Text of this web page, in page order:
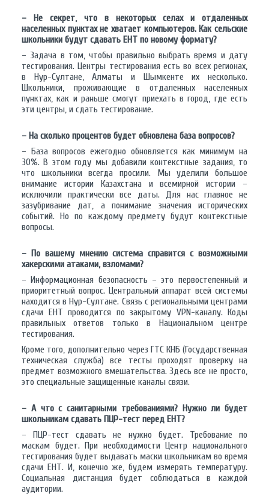
– Не секрет, что в некоторых селах и отдаленных
населенных пунктах не хватает компьютеров. Как сельские
школьники будут сдавать ЕНТ по новому формату?
– Задача в том, чтобы правильно выбрать время и дату
тестирования. Центры тестирования есть во всех регионах,
в Нур-Султане, Алматы и Шымкенте их несколько.
Школьники, проживающие в отдаленных населенных
пунктах, как и раньше смогут приехать в город, где есть
эти центры, и сдать тестирование.
– На сколько процентов будет обновлена база вопросов?
– База вопросов ежегодно обновляется как минимум на
30%. В этом году мы добавили контекстные задания, то
что школьники всегда просили. Мы уделили большое
внимание истории Казахстана и всемирной истории –
исключили практически все даты. Для нас главное не
зазубривание дат, а понимание значения исторических
событий. Но по каждому предмету будут контекстные
вопросы.
– По вашему мнению система справится с возможными
хакерскими атаками, взломами?
– Информационная безопасность – это первостепенный и
приоритетный вопрос. Центральный аппарат всей системы
находится в Нур-Султане. Связь с региональными центрами
сдачи ЕНТ проводится по закрытому VPN-каналу. Коды
правильных ответов только в Национальном центре
тестирования.
Кроме того, дополнительно через ГТС КНБ (Государственная
техническая служба) все тесты проходят проверку на
предмет возможного вмешательства. Здесь все не просто,
это специальные защищенные каналы связи.
– А что с санитарными требованиями? Нужно ли будет
школьникам сдавать ПЦР-тест перед ЕНТ?
– ПЦР-тест сдавать не нужно будет. Требование по
маскам будет. При необходимости Центр национального
тестирования будет выдавать маски школьникам во время
сдачи ЕНТ. И, конечно же, будем измерять температуру.
Социальная дистанция будет соблюдаться в каждой
аудитории.